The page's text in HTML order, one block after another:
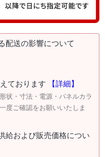
配送の影響について
ております 【詳細】
状・寸法・電源・パネルカラ
度ご確認をお願いいたしま
給および販売価格につい